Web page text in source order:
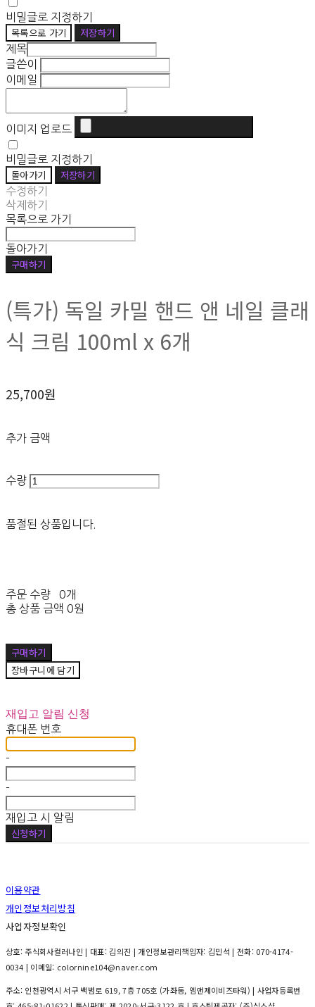
비밀글로 지정하기
목록으로 가기 저장하기
제목
글쓴이
이메일
이미지 업로드
비밀글로 지정하기
돌아가기 저장하기
수정하기
삭제하기
목록으로 가기
돌아가기
구매하기
(특가) 독일 카밀 핸드 앤 네일 클래
식 크림 100ml x 6개
25,700원
추가 금액
수량
품절된 상품입니다.
주문 수량
0개
총 상품 금액 0원
구매하기
장바구니에 담기
재입고 알림 신청
휴대폰 번호
-
-
재입고 시 알림
신청하기
이용약관
개인정보처리방침
사업자정보확인
상호: 주식회사컬러나인 | 대표: 김의진 | 개인정보관리책임자: 김민석 | 전화: 070-4174-
0034 | 이메일: colornine104@naver.com
주소: 인천광역시 서구 백범로 619, 7층 705호 (가좌동, 엠앤제이비즈타워) | 사업자등록번